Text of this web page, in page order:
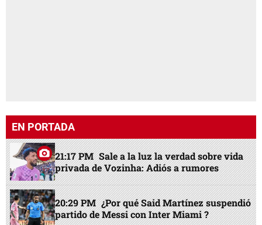
EN PORTADA
21:17 PM Sale a la luz la verdad sobre vida
privada de Vozinha: Adiós a rumores
20:29 PM ¿Por qué Said Martínez suspendió
partido de Messi con Inter Miami ?